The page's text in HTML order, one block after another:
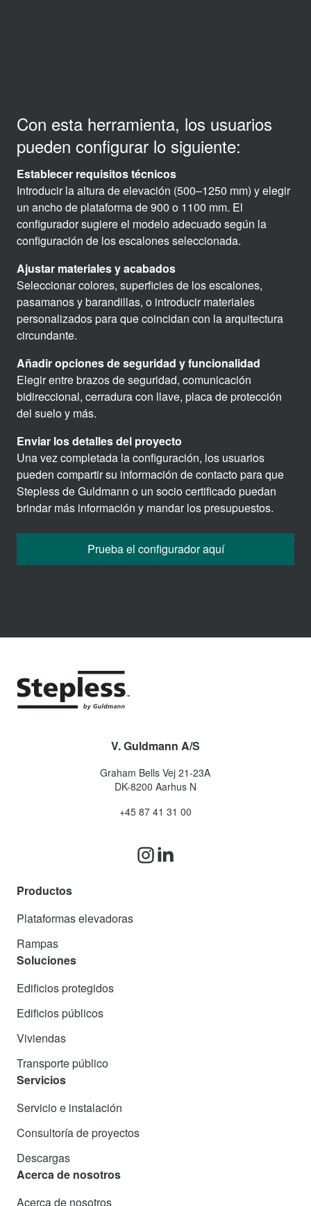
Con esta herramienta, los usuarios
pueden configurar lo siguiente:
Establecer requisitos técnicos
Introducir la altura de elevación (500–1250 mm) y elegir
un ancho de plataforma de 900 o 1100 mm. El
configurador sugiere el modelo adecuado según la
configuración de los escalones seleccionada.
Ajustar materiales y acabados
Seleccionar colores, superficies de los escalones,
pasamanos y barandillas, o introducir materiales
personalizados para que coincidan con la arquitectura
circundante.
Añadir opciones de seguridad y funcionalidad
Elegir entre brazos de seguridad, comunicación
bidireccional, cerradura con llave, placa de protección
del suelo y más.
Enviar los detalles del proyecto
Una vez completada la configuración, los usuarios
pueden compartir su información de contacto para que
Stepless de Guldmann o un socio certificado puedan
brindar más información y mandar los presupuestos.
Prueba el configurador aquí
V. Guldmann A/S
Graham Bells Vej 21-23A
DK-8200 Aarhus N
+45 87 41 31 00
Productos
Plataformas elevadoras
Rampas
Soluciones
Edificios protegidos
Edificios públicos
Viviendas
Transporte público
Servicios
Servicio e instalación
Consultoría de proyectos
Descargas
Acerca de nosotros
Acerca de nosotros